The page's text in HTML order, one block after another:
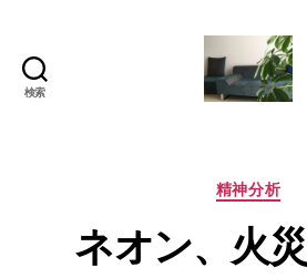
検索
美
か
も
カ
ゴ
リ
精神分析
ネオン、火